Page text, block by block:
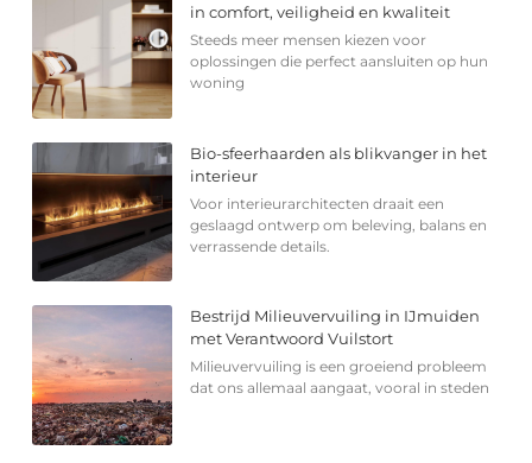
in comfort, veiligheid en kwaliteit
Steeds meer mensen kiezen voor
oplossingen die perfect aansluiten op hun
woning
Bio-sfeerhaarden als blikvanger in het
interieur
Voor interieurarchitecten draait een
geslaagd ontwerp om beleving, balans en
verrassende details.
Bestrijd Milieuvervuiling in IJmuiden
met Verantwoord Vuilstort
Milieuvervuiling is een groeiend probleem
dat ons allemaal aangaat, vooral in steden